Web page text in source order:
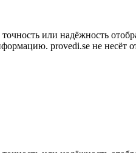
или надёжность
provedi.se не